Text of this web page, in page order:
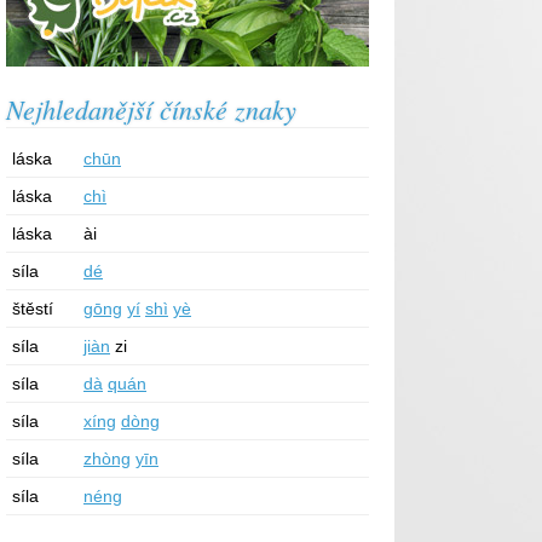
Nejhledanější čínské znaky
láska
chūn
láska
chì
láska
ài
síla
dé
štěstí
gōng yí shì yè
síla
jiàn zi
síla
dà quán
síla
xíng dòng
síla
zhòng yīn
síla
néng